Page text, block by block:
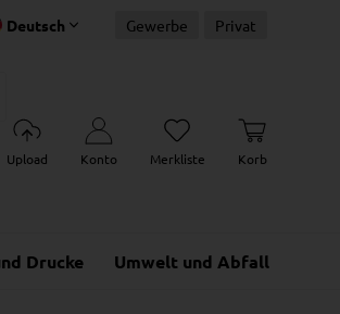
40 Jahre Erfahrung Schnelle
Deutsch Gewerbe Privat
Upload Konto Merkliste Korb
Drucke Umwelt und Abfall